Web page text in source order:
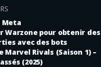
Warzone pour obtenir des
avec des bots
Rivals (Saison 1) –
(2025)